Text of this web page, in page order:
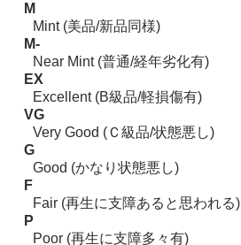
M
Mint (美品/新品同様)
M-
Near Mint (普通/経年劣化有)
EX
Excellent (B級品/軽損傷有)
VG
Very Good (Ｃ級品/状態悪し)
G
Good (かなり状態悪し)
F
Fair (再生に支障あると思われる)
P
Poor (再生に支障多々有)